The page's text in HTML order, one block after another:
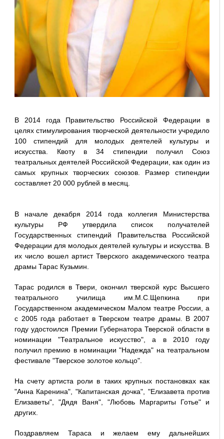
В 2014 года Правительство Российской Федерации в
целях стимулирования творческой деятельности учредило
100 стипендий для молодых деятелей культуры и
искусства. Квоту в 34 стипендии получил Союз
театральных деятелей Российской Федерации, как один из
самых крупных творческих союзов. Размер стипендии
составляет 20 000 рублей в месяц.
В начале декабря 2014 года коллегия Министерства
культуры РФ утвердила список получателей
Государственных стипендий Правительства Российской
Федерации для молодых деятелей культуры и искусства. В
их число вошел артист Тверского академического театра
драмы Тарас Кузьмин.
Тарас родился в Твери, окончил тверской курс Высшего
театрального училища им.М.С.Щепкина при
Государственном академическом Малом театре России, а
с 2005 года работает в Тверском театре драмы. В 2007
году удостоился Премии Губернатора Тверской области в
номинации "Театральное искусство", а в 2010 году
получил премию в номинации "Надежда" на театральном
фестивале "Тверское золотое кольцо".
На счету артиста роли в таких крупных постановках как
"Анна Каренина", "Капитанская дочка", "Елизавета против
Елизаветы", "Дядя Ваня", "Любовь Маргариты Готье" и
других.
Поздравляем Тараса и желаем ему дальнейших